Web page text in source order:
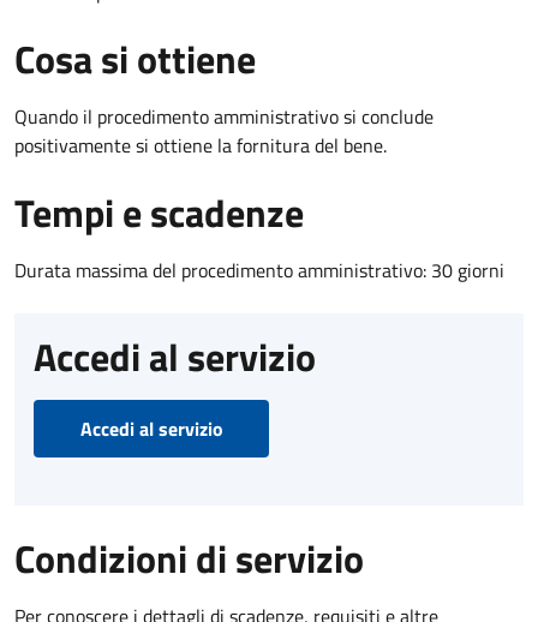
Cosa si ottiene
Quando il procedimento amministrativo si conclude
positivamente si ottiene la fornitura del bene.
Tempi e scadenze
Durata massima del procedimento amministrativo: 30 giorni
Accedi al servizio
Accedi al servizio
Condizioni di servizio
Per conoscere i dettagli di scadenze, requisiti e altre